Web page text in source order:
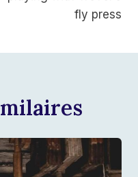
fly press